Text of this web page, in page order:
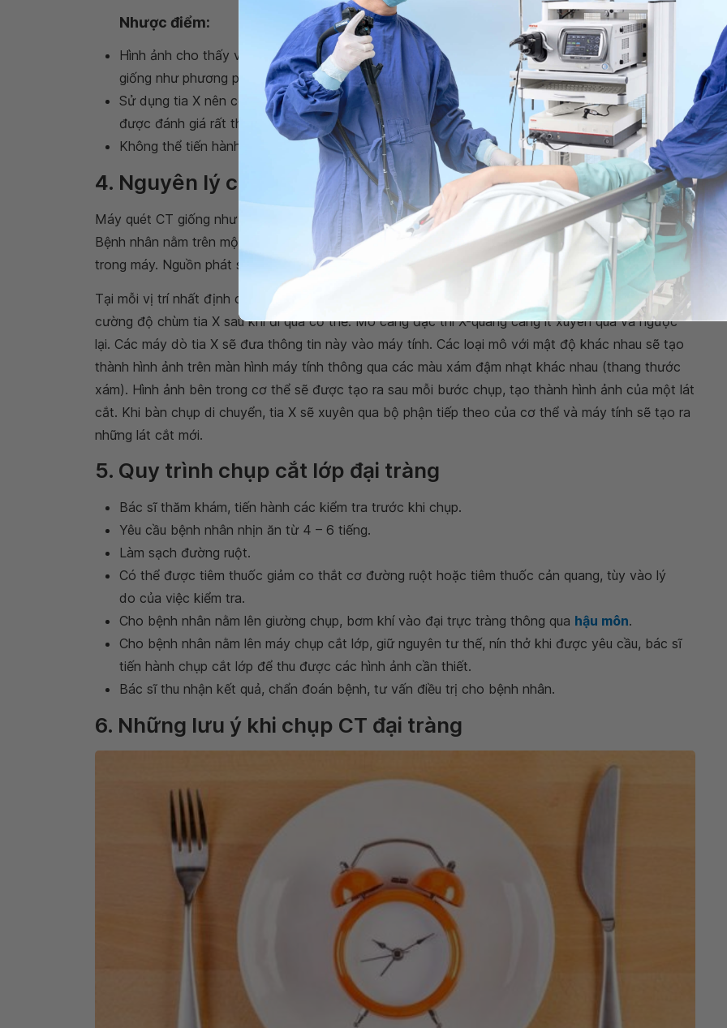
Nhược điểm:
Hình ảnh cho thấy vị trí tổn thương nhưng không can thiệp được, không tiến hành cắt ngay
giống như phương pháp nội soi.
Sử dụng tia X nên cơ thể bị nhiễm một ít tia xạ, mức độ ảnh hưởng nằm trong giới hạn và
được đánh giá rất thấp so với những lợi ích mà kỹ thuật này mang lại.
Không thể tiến hành phẫu thuật khi cần mà phải sử dụng kỹ thuật phẫu thuật khác.
4. Nguyên lý chụp CT đại tràng
Máy quét CT giống như một vòng nhẫn dày khổng lồ, thành máy quét có một nguồn phát tia X.
Bệnh nhân nằm trên một chiếc bàn dài và trượt vào trong cho đến khi phần cơ thể cần quét nằm
trong máy. Nguồn phát sẽ quay xung quanh cơ thể, vừa quay vừa phát ra chùm tia X xuyên qua.
Tại mỗi vị trí nhất định của bàn chụp (còn gọi là lát cắt), đầu thu/đầu dò sẽ phát hiện và ghi lại
cường độ chùm tia X sau khi đi qua cơ thể. Mô càng đặc thì X-quang càng ít xuyên qua và ngược
lại. Các máy dò tia X sẽ đưa thông tin này vào máy tính. Các loại mô với mật độ khác nhau sẽ tạo
thành hình ảnh trên màn hình máy tính thông qua các màu xám đậm nhạt khác nhau (thang thước
xám). Hình ảnh bên trong cơ thể sẽ được tạo ra sau mỗi bước chụp, tạo thành hình ảnh của một lát
cắt. Khi bàn chụp di chuyển, tia X sẽ xuyên qua bộ phận tiếp theo của cơ thể và máy tính sẽ tạo ra
những lát cắt mới.
5. Quy trình chụp cắt lớp đại tràng
Bác sĩ thăm khám, tiến hành các kiểm tra trước khi chụp.
Yêu cầu bệnh nhân nhịn ăn từ 4 – 6 tiếng.
Làm sạch đường ruột.
Có thể được tiêm thuốc giảm co thắt cơ đường ruột hoặc tiêm thuốc cản quang, tùy vào lý
do của việc kiểm tra.
Cho bệnh nhân nằm lên giường chụp, bơm khí vào đại trực tràng thông qua hậu môn.
Cho bệnh nhân nằm lên máy chụp cắt lớp, giữ nguyên tư thế, nín thở khi được yêu cầu, bác sĩ
tiến hành chụp cắt lớp để thu được các hình ảnh cần thiết.
Bác sĩ thu nhận kết quả, chẩn đoán bệnh, tư vấn điều trị cho bệnh nhân.
6. Những lưu ý khi chụp CT đại tràng